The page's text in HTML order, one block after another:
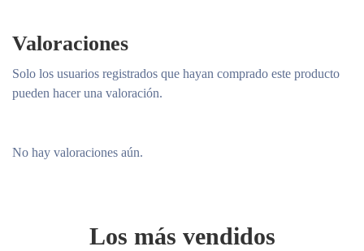
Valoraciones
No hay valoraciones aún.
Solo los usuarios registrados que hayan comprado este producto
pueden hacer una valoración.
Los más vendidos